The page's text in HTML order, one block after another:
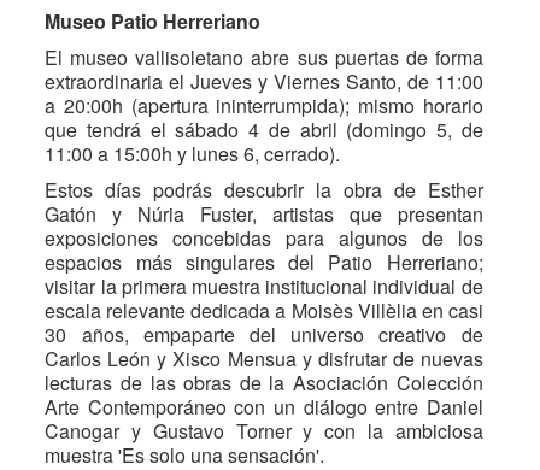
Museo Patio Herreriano
El museo vallisoletano abre sus puertas de forma
extraordinaria el Jueves y Viernes Santo, de 11:00
a 20:00h (apertura ininterrumpida); mismo horario
que tendrá el sábado 4 de abril (domingo 5, de
11:00 a 15:00h y lunes 6, cerrado).
Estos días podrás descubrir la obra de Esther
Gatón y Núria Fuster, artistas que presentan
exposiciones concebidas para algunos de los
espacios más singulares del Patio Herreriano;
visitar la primera muestra institucional individual de
escala relevante dedicada a Moisès Villèlia en casi
30 años, empaparte del universo creativo de
Carlos León y Xisco Mensua y disfrutar de nuevas
lecturas de las obras de la Asociación Colección
Arte Contemporáneo con un diálogo entre Daniel
Canogar y Gustavo Torner y con la ambiciosa
muestra 'Es solo una sensación'.